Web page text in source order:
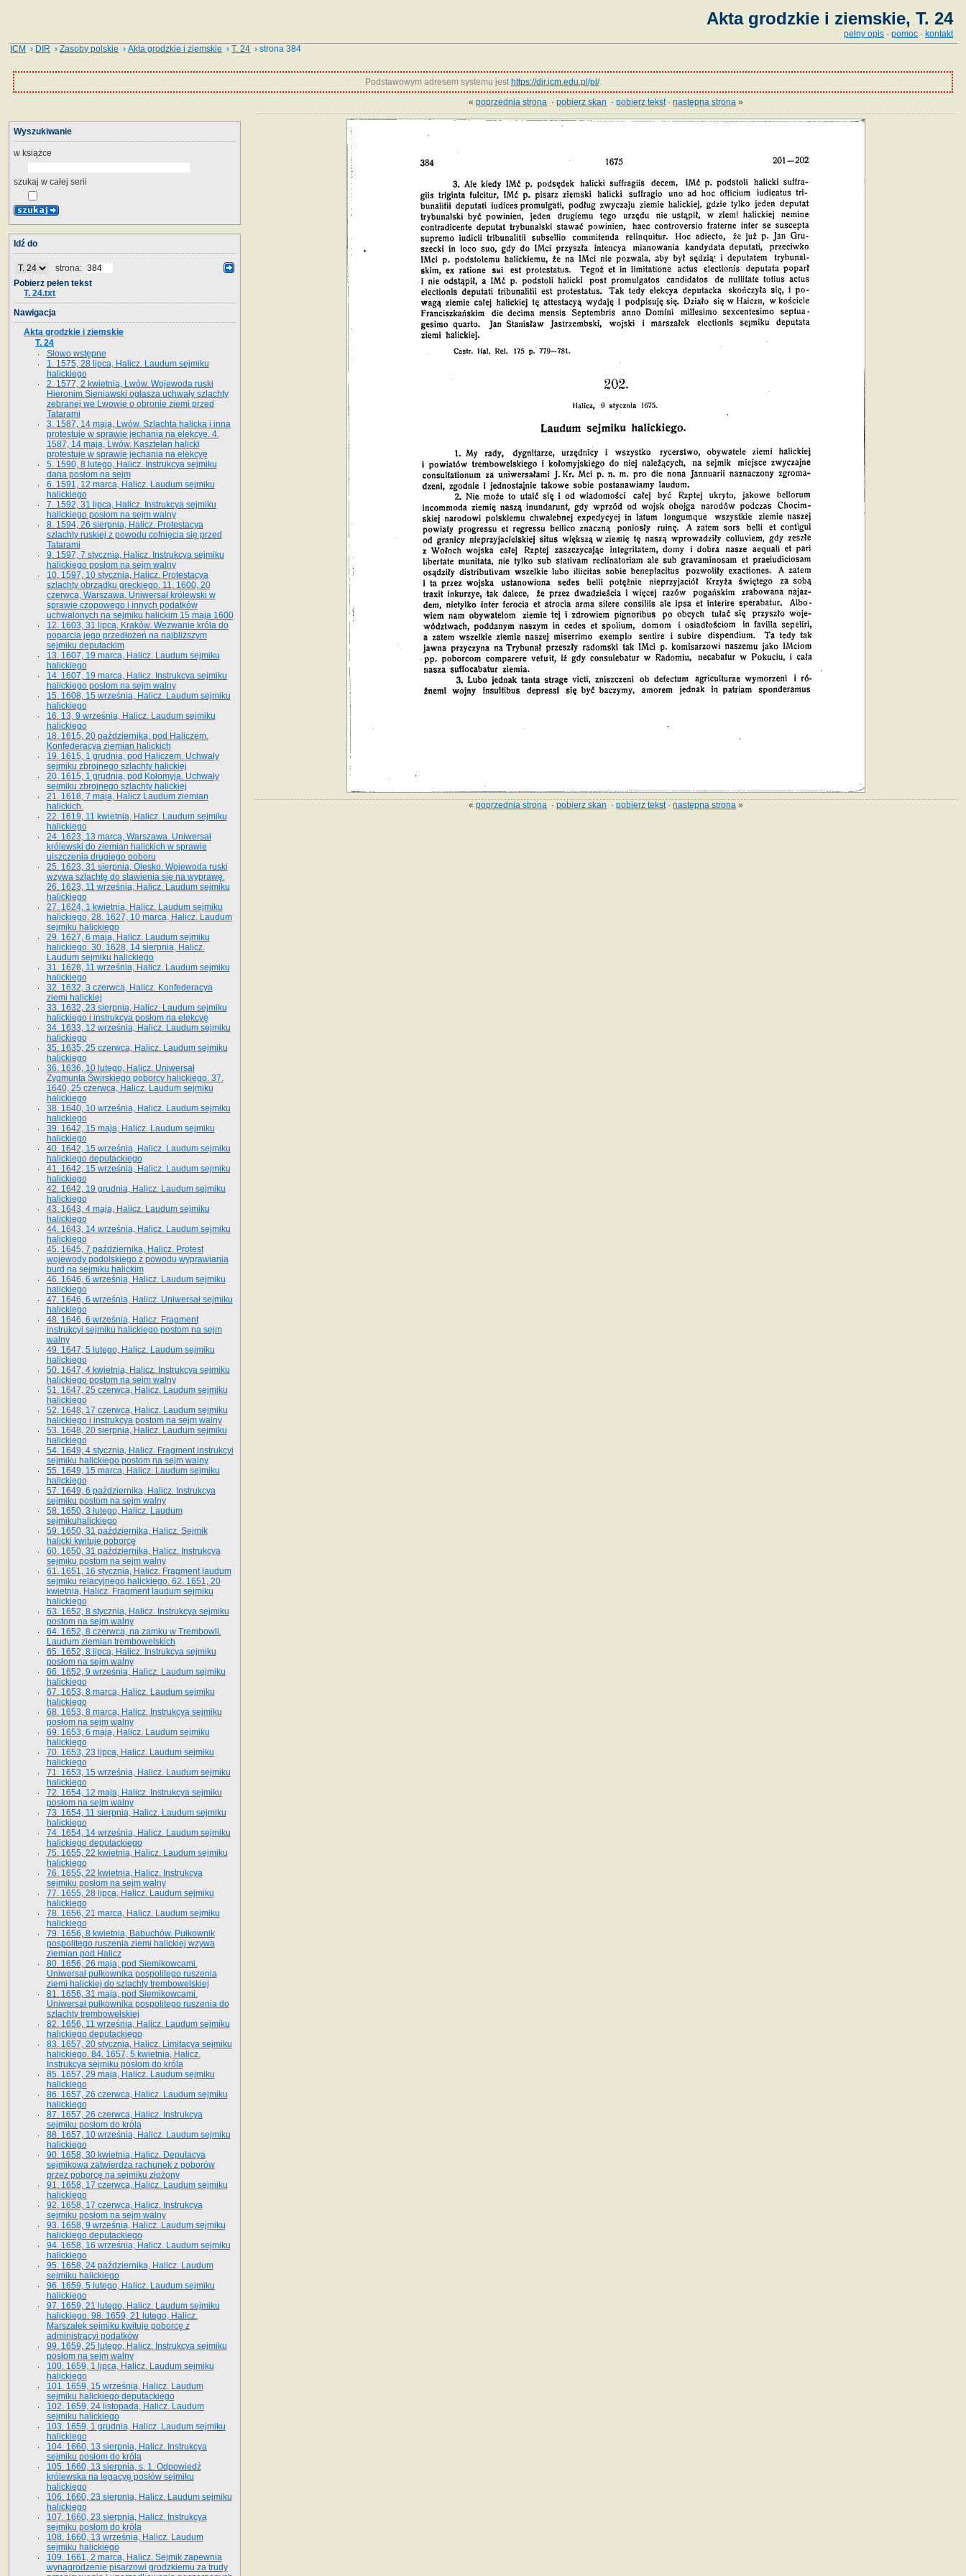
Akta grodzkie i ziemskie, T. 24
pełny opis · pomoc · kontakt
ICM › DIR ›Zasoby polskie ›Akta grodzkie i ziemskie ›T. 24 › strona 384
Podstawowym adresem systemu jest https://dir.icm.edu.pl/pl/.
«poprzednia strona ·pobierz skan ·pobierz tekst·następna strona »
«poprzednia strona ·pobierz skan ·pobierz tekst·następna strona »
Wyszukiwanie
w książce
szukaj w całej serii
Idź do
strona:
Pobierz pełen tekst
T. 24.txt
Nawigacja
Akta grodzkie i ziemskie
T. 24
Słowo wstępne
1. 1575, 28 lipca, Halicz. Laudum sejmiku
halickiego
2. 1577, 2 kwietnia, Lwów. Wojewoda ruski
Hieronim Sieniawski ogłasza uchwały szlachty
zebranej we Lwowie o obronie ziemi przed
Tatarami
3. 1587, 14 maja, Lwów. Szlachta halicka i inna
protestuje w sprawie jechania na elekcyę. 4.
1587, 14 maja, Lwów. Kasztelan halicki
protestuje w sprawie jechania na elekcyę
5. 1590, 8 lutego, Halicz. Instrukcya sejmiku
dana posłom na sejm
6. 1591, 12 marca, Halicz. Laudum sejmiku
halickiego
7. 1592, 31 lipca, Halicz. Instrukcya sejmiku
halickiego posłom na sejm walny
8. 1594, 26 sierpnia, Halicz. Protestacya
szlachty ruskiej z powodu cofnięcia się przed
Tatarami
9. 1597, 7 stycznia, Halicz. Instrukcya sejmiku
halickiego posłom na sejm walny
10. 1597, 10 stycznia, Halicz. Protestacya
szlachty obrządku greckiego. 11. 1600, 20
czerwca, Warszawa. Uniwersał królewski w
sprawie czopowego i innych podatków
uchwalonych na sejmiku halickim 15 maja 1600
12. 1603, 31 lipca, Kraków. Wezwanie króla do
poparcia jego przedłożeń na najbliższym
sejmiku deputackim
13. 1607, 19 marca, Halicz. Laudum sejmiku
halickiego
14. 1607, 19 marca, Halicz. Instrukcya sejmiku
halickiego posłom na sejm walny
15. 1608, 15 września, Halicz. Laudum sejmiku
halickiego
16. 13, 9 września, Halicz. Laudum sejmiku
halickiego
18. 1615, 20 października, pod Haliczem.
Konfederacya ziemian halickich
19. 1615, 1 grudnia, pod Haliczem. Uchwały
sejmiku zbrojnego szlachty halickiej
20. 1615, 1 grudnia, pod Kołomyją. Uchwały
sejmiku zbrojnego szlachty halickiej
21. 1618, 7 maja, Halicz Laudum ziemian
halickich.
22. 1619, 11 kwietnia, Halicz. Laudum sejmiku
halickiego
24. 1623, 13 marca, Warszawa. Uniwersał
królewski do ziemian halickich w sprawie
uiszczenia drugiego poboru
25. 1623, 31 sierpnia, Olesko. Wojewoda ruski
wzywa szlachtę do stawienia się na wyprawę.
26. 1623, 11 września, Halicz. Laudum sejmiku
halickiego
27. 1624, 1 kwietnia, Halicz. Laudum sejmiku
halickiego. 28. 1627, 10 marca, Halicz. Laudum
sejmiku halickiego
29. 1627, 6 maja, Halicz. Laudum sejmiku
halickiego. 30. 1628, 14 sierpnia, Halicz.
Laudum sejmiku halickiego
31. 1628, 11 września, Halicz. Laudum sejmiku
halickiego
32. 1632, 3 czerwca, Halicz. Konfederacya
ziemi halickiej
33. 1632, 23 sierpnia, Halicz. Laudum sejmiku
halickiego i instrukcya posłom na elekcyę
34. 1633, 12 września, Halicz. Laudum sejmiku
halickiego
35. 1635, 25 czerwca, Halicz. Laudum sejmiku
halickiego
36. 1636, 10 lutego, Halicz. Uniwersał
Zygmunta Świrskiego poborcy halickiego. 37.
1640, 25 czerwca, Halicz. Laudum sejmiku
halickiego
38. 1640, 10 września, Halicz. Laudum sejmiku
halickiego
39. 1642, 15 maja, Halicz. Laudum sejmiku
halickiego
40. 1642, 15 września, Halicz. Laudum sejmiku
halickiego deputackiego
41. 1642, 15 września, Halicz. Laudum sejmiku
halickiego
42. 1642, 19 grudnia, Halicz. Laudum sejmiku
halickiego
43. 1643, 4 maja, Halicz. Laudum sejmiku
halickiego
44. 1643, 14 września, Halicz. Laudum sejmiku
halickiego
45. 1645, 7 października, Halicz. Protest
wojewody podolskiego z powodu wyprawiania
burd na sejmiku halickim
46. 1646, 6 września, Halicz. Laudum sejmiku
halickiego
47. 1646, 6 września, Halicz. Uniwersał sejmiku
halickiego
48. 1646, 6 września, Halicz. Fragment
instrukcyi sejmiku halickiego postom na sejm
walny
49. 1647, 5 lutego, Halicz. Laudum sejmiku
halickiego
50. 1647, 4 kwietnia, Halicz. Instrukcya sejmiku
halickiego postom na sejm walny
51. 1647, 25 czerwca, Halicz. Laudum sejmiku
halickiego
52. 1648, 17 czerwca, Halicz. Laudum sejmiku
halickiego i instrukcya postom na sejm walny
53. 1648, 20 sierpnia, Halicz. Laudum sejmiku
halickiego
54. 1649, 4 stycznia, Halicz. Fragment instrukcyi
sejmiku halickiego postom na sejm walny
55. 1649, 15 marca, Halicz. Laudum sejmiku
halickiego
57. 1649, 6 października, Halicz. Instrukcya
sejmiku postom na sejm walny
58. 1650, 3 lutego, Halicz. Laudum
sejmikuhalickiego
59. 1650, 31 października, Halicz. Sejmik
halicki kwituje poborcę
60. 1650, 31 października, Halicz. Instrukcya
sejmiku postom na sejm walny
61. 1651, 16 stycznia, Halicz. Fragment laudum
sejmiku relacyjnego halickiego. 62. 1651, 20
kwietnia, Halicz. Fragment laudum sejmiku
halickiego
63. 1652, 8 stycznia, Halicz. Instrukcya sejmiku
postom na sejm walny
64. 1652, 8 czerwca, na zamku w Trembowli.
Laudum ziemian trembowelskich
65. 1652, 8 lipca, Halicz. Instrukcya sejmiku
posłom na sejm walny
66. 1652, 9 września, Halicz. Laudum sejmiku
halickiego
67. 1653, 8 marca, Halicz. Laudum sejmiku
halickiego
68. 1653, 8 marca, Halicz. Instrukcya sejmiku
posłom na sejm walny
69. 1653, 6 maja, Halicz. Laudum sejmiku
halickiego
70. 1653, 23 lipca, Halicz. Laudum sejmiku
halickiego
71. 1653, 15 września, Halicz. Laudum sejmiku
halickiego
72. 1654, 12 maja, Halicz. Instrukcya sejmiku
posłom na sejm walny
73. 1654, 11 sierpnia, Halicz. Laudum sejmiku
halickiego
74. 1654, 14 września, Halicz. Laudum sejmiku
halickiego deputackiego
75. 1655, 22 kwietnia, Halicz. Laudum sejmiku
halickiego
76. 1655, 22 kwietnia, Halicz. Instrukcya
sejmiku posłom na sejm walny
77. 1655, 28 lipca, Halicz. Laudum sejmiku
halickiego
78. 1656, 21 marca, Halicz. Laudum sejmiku
halickiego
79. 1656, 8 kwietnia, Babuchów. Pułkownik
pospolitego ruszenia ziemi halickiej wzywa
ziemian pod Halicz
80. 1656, 26 maja, pod Siemikowcami.
Uniwersał pułkownika pospolitego ruszenia
ziemi halickiej do szlachty trembowelskiej
81. 1656, 31 maja, pod Siemikowcami.
Uniwersał pułkownika pospolitego ruszenia do
szlachty trembowelskiej
82. 1656, 11 września, Halicz. Laudum sejmiku
halickiego deputackiego
83. 1657, 20 stycznia, Halicz. Limitacya sejmiku
halickiego. 84. 1657, 5 kwietnia, Halicz.
Instrukcya sejmiku posłom do króla
85. 1657, 29 maja, Halicz. Laudum sejmiku
halickiego
86. 1657, 26 czerwca, Halicz. Laudum sejmiku
halickiego
87. 1657, 26 czerwca, Halicz. Instrukcya
sejmiku posłom do króla
88. 1657, 10 września, Halicz. Laudum sejmiku
halickiego
90. 1658, 30 kwietnia, Halicz. Deputacya
sejmikowa zatwierdza rachunek z poborów
przez poborcę na sejmiku złożony
91. 1658, 17 czerwca, Halicz. Laudum sejmiku
halickiego
92. 1658, 17 czerwca, Halicz. Instrukcya
sejmiku posłom na sejm walny
93. 1658, 9 września, Halicz. Laudum sejmiku
halickiego deputackiego
94. 1658, 16 września, Halicz. Laudum sejmiku
halickiego
95. 1658, 24 października, Halicz. Laudum
sejmiku halickiego
96. 1659, 5 lutego, Halicz. Laudum sejmiku
halickiego
97. 1659, 21 lutego, Halicz. Laudum sejmiku
halickiego. 98. 1659, 21 lutego, Halicz.
Marszałek sejmiku kwituje poborcę z
administracyi podatków
99. 1659, 25 lutego, Halicz. Instrukcya sejmiku
posłom na sejm walny
100. 1659, 1 lipca, Halicz. Laudum sejmiku
halickiego
101. 1659, 15 września, Halicz. Laudum
sejmiku halickiego deputackiego
102. 1659, 24 listopada, Halicz. Laudum
sejmiku halickiego
103. 1659, 1 grudnia, Halicz. Laudum sejmiku
halickiego
104. 1660, 13 sierpnia, Halicz. Instrukcya
sejmiku posłom do króla
105. 1660, 13 sierpnia, s. 1. Odpowiedź
królewska na legacyę posłów sejmiku
halickiego
106. 1660, 23 sierpnia, Halicz. Laudum sejmiku
halickiego
107. 1660, 23 sierpnia, Halicz. Instrukcya
sejmiku posłom do króla
108. 1660, 13 września, Halicz. Laudum
sejmiku halickiego
109. 1661, 2 marca, Halicz. Sejmik zapewnia
wynagrodzenie pisarzowi grodzkiemu za trudy